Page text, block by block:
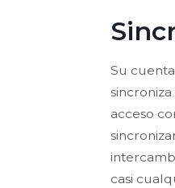
Su
acceso
casi